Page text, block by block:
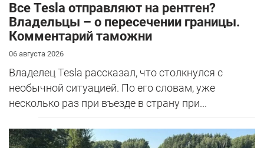
Все Tesla отправляют на рентген?
Владельцы – о пересечении границы.
Комментарий таможни
06 августа 2026
Владелец Tesla рассказал, что столкнулся с
необычной ситуацией. По его словам, уже
несколько раз при въезде в страну при...